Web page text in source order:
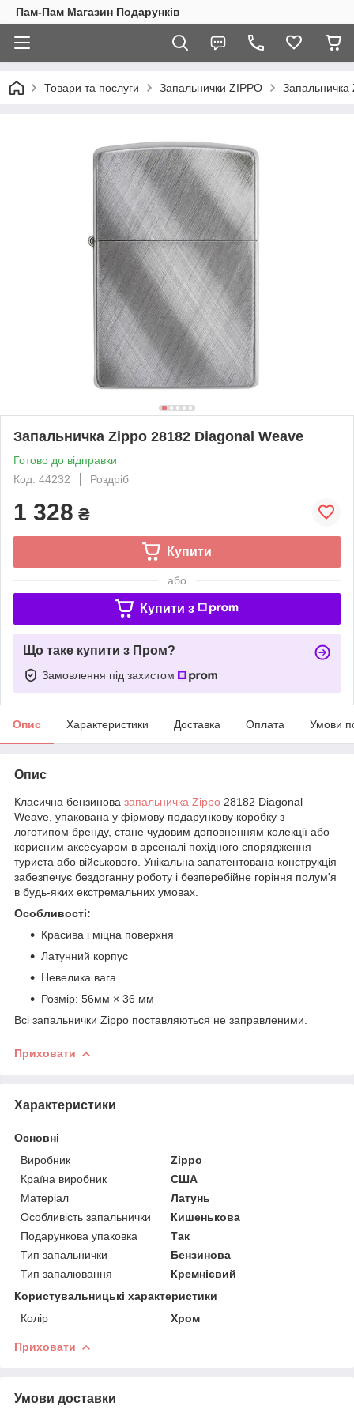
Пам-Пам Магазин Подарунків
Товари та послуги Запальнички ZIPPO
Запальничка Zippo 28182 Diagonal Weave
Готово до відправки
Код: 44232
Роздріб
1 328 ₴
Купити
або
Купити з
Що таке купити з Пром?
Замовлення під захистом
Опис Характеристики Доставка Оплата Умови
Опис
Класична бензинова запальничка Zippo 28182 Diagonal
Weave, упакована у фірмову подарункову коробку з
логотипом бренду, стане чудовим доповненням колекції або
корисним аксесуаром в арсеналі похідного спорядження
туриста або військового. Унікальна запатентована конструкція
забезпечує бездоганну роботу і безперебійне горіння полум'я
в будь-яких екстремальних умовах.
Особливості:
Красива і міцна поверхня
Латунний корпус
Невелика вага
Розмір: 56мм × 36 мм
Всі запальнички Zippo поставляються не заправленими.
Приховати
Характеристики
Основні
Виробник
Zippo
Країна виробник
США
Матеріал
Латунь
Особливість запальнички
Кишенькова
Подарункова упаковка
Так
Тип запальнички
Бензинова
Тип запалювання
Кремнієвий
Користувальницькі характеристики
Колір
Хром
Приховати
Умови доставки